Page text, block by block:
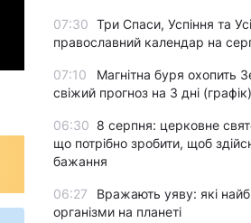
07:30 Три Спаси, Успіння та
православний календар на
07:10
Магнітна буря охопить
свіжий прогноз на 3 дні (графік)
06:30 8 серпня: церковне
що потрібно зробити, щоб
бажання
06:27
Вражають уяву: які
організми на планеті